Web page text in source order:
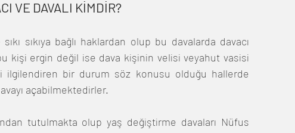
VE DAVALI KİMDİR?
sıkıya bağlı haklardan olup bu davalarda davacı
kişi ergin değil ise dava kişinin velisi veyahut vasisi
ilgilendiren bir durum söz konusu olduğu hallerde
açabilmektedirler.
tutulmakta olup yaş değiştirme davaları Nüfus